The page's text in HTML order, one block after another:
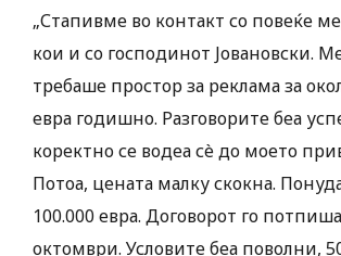
„Стапивме во контакт со повеќе
кои и со господинот Јовановски.
требаше простор за реклама за
евра годишно. Разговорите беа
коректно се водеа сè до моето
Потоа, цената малку скокна.
100.000 евра. Договорот го
октомври. Условите беа поволни,